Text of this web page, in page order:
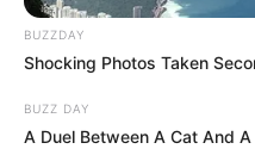
BUZZDAY
Shocking Photos Taken
BUZZ DAY
A Duel Between A Cat And